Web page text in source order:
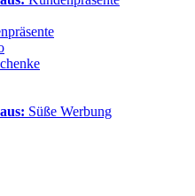
Süße Werbung